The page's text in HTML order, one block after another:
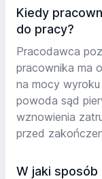
Kiedy
do pracy?
Pracodawca
pracownika ma
na mocy
powoda sąd
wznowienia
przed
W jaki